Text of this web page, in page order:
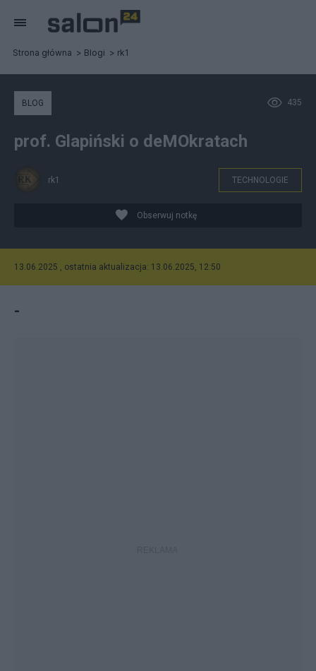
Strona główna Blogi rk1
435
BLOG
prof. Glapiński o deMOkratach
rk1 TECHNOLOGIE
Obserwuj notkę
13.06.2025 , ostatnia aktualizacja: 13.06.2025, 12:50
-